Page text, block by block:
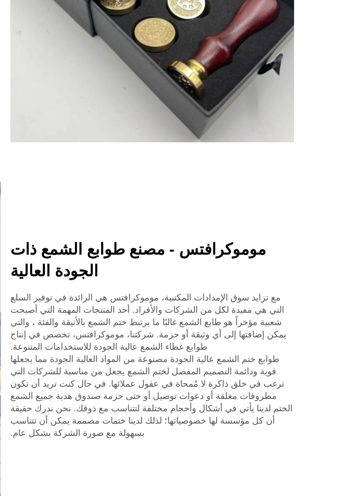
موموكرافتس - مصنع طوابع الشمع ذات
الجودة العالية
مع تزايد سوق الإمدادات المكتبية، موموكرافتس هي الرائدة في توفير السلع
التي هي مفيدة لكل من الشركات والأفراد. أحد المنتجات المهمة التي أصبحت
شعبية مؤخراً هو طابع الشمع غالبًا ما يرتبط ختم الشمع بالأنيقة والفئة ، والتي
يمكن إضافتها إلى أي وثيقة أو حزمة. شركتنا، موموكرافتس، تخصص في إنتاج
طوابع غطاء الشمع عالية الجودة للاستخدامات المتنوعة.
طوابع ختم الشمع عالية الجودة مصنوعة من المواد العالية الجودة مما يجعلها
قوية ودائمة التصميم المفصل لختم الشمع يجعل من مناسبة للشركات التي
ترغب في خلق ذاكرة لا مُمحاة في عقول عملائها. في حال كنت تريد أن تكون
مظروفات مغلقة أو دعوات توصيل أو حتى حزمة صندوق هدية جميع الشمع
الختم لدينا يأتي في أشكال وأحجام مختلفة لتتناسب مع ذوقك. نحن ندرك حقيقة
أن كل مؤسسة لها خصوصياتها؛ لذلك لدينا ختمات مصممة يمكن أن تتناسب
بسهولة مع صورة الشركة بشكل عام.